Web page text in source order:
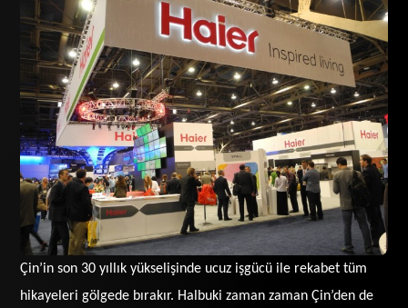
Çin’in son 30 yıllık yükselişinde ucuz işgücü ile rekabet tüm
hikayeleri gölgede bırakır. Halbuki zaman zaman Çin’den de